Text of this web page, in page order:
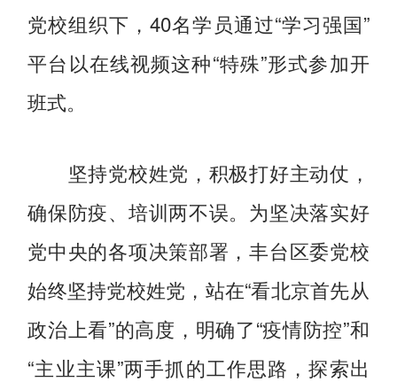
党校组织下，40名学员通过“学习强国”
平台以在线视频这种“特殊”形式参加开
班式。
坚持党校姓党，积极打好主动仗，
确保防疫、培训两不误。为坚决落实好
党中央的各项决策部署，丰台区委党校
始终坚持党校姓党，站在“看北京首先从
政治上看”的高度，明确了“疫情防控”和
“主业主课”两手抓的工作思路，探索出